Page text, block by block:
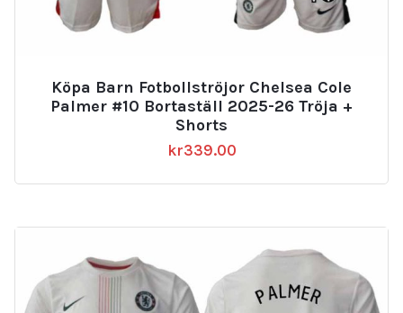
Köpa Barn Fotbollströjor Chelsea Cole
Palmer #10 Bortaställ 2025-26 Tröja +
Shorts
kr339.00